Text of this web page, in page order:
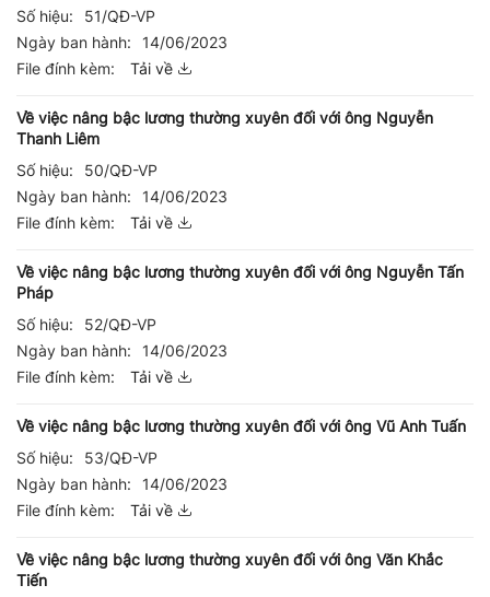
Số hiệu:
51/QĐ-VP
Ngày ban hành:
14/06/2023
File đính kèm:
Tải về
Về việc nâng bậc lương thường xuyên đối với ông Nguyễn
Thanh Liêm
Số hiệu:
50/QĐ-VP
Ngày ban hành:
14/06/2023
File đính kèm:
Tải về
Về việc nâng bậc lương thường xuyên đối với ông Nguyễn Tấn
Pháp
Số hiệu:
52/QĐ-VP
Ngày ban hành:
14/06/2023
File đính kèm:
Tải về
Về việc nâng bậc lương thường xuyên đối với ông Vũ Anh Tuấn
Số hiệu:
53/QĐ-VP
Ngày ban hành:
14/06/2023
File đính kèm:
Tải về
Về việc nâng bậc lương thường xuyên đối với ông Văn Khắc
Tiến